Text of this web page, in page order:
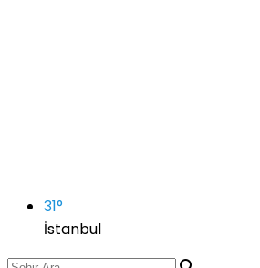
31°
İstanbul